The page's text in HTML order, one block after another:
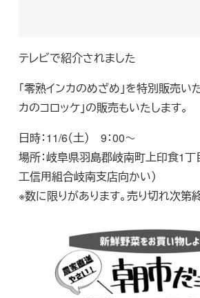
テレビで紹介されました
「零熟インカのめざめ」を特別販売い
カのコロッケ」の販売もいたします。
日時：11/6（土） 9：00～
場所：岐阜県羽島郡岐南町上印食1丁
工信用組合岐南支店向かい）
※数に限りがあります。売り切れ次第